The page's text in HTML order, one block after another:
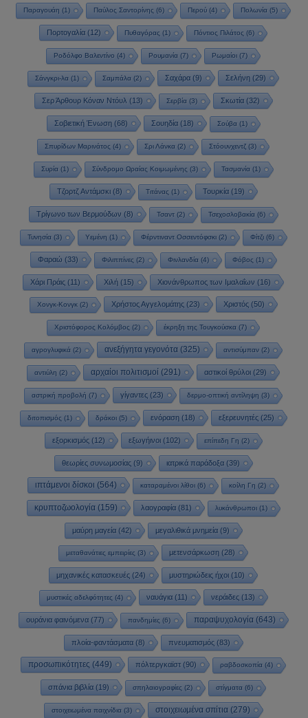
Παραγουάη (1) Παύλος Σαντορίνης (6) Περού (4) Πολωνία (5)
Πορτογαλία (12) Πυθαγόρας (1) Πόντιος Πιλάτος (6)
Ροδόλφο Βαλεντίνο (4) Ρουμανία (7) Ρωμαίοι (7)
Σάνγκρι-λα (1) Σαμπάλα (2) Σαχάρα (9) Σελήνη (29)
Σερ Άρθουρ Κόναν Ντόυλ (13) Σερβία(3) Σκωτία(32)
Σοβιετική Ένωση(68) Σουηδία(18) Σούβα(1)
Σπυρίδων Μαρινάτος (4) Σρι Λάνκα (2) Στόουνχεντζ (3)
Συρία(1) Σύνδρομο Ωραίας Κοιμωμένης (3) Τασμανία(1)
Τζορτζ Αντάμσκι(8) Τιτάνας (1) Τουρκία(19)
Τρίγωνο των Βερμούδων (8) Τσαντ(2) Τσεχοσλοβακία(6)
Τυνησία(3) Υεμένη (1) Φέρντιναντ Οσσεντόφσκι(2) Φίτζι(6)
Φαραώ (33) Φιλιππίνες (2) Φινλανδία(4) Φόβος (1)
Χάρι Πράις (11) Χιλή (15) Χιονάνθρωπος των Ιμαλαΐων (16)
Χονγκ-Κονγκ(2) Χρήστος Αγγελομάτης(23) Χριστός(50)
Χριστόφορος Κολόμβος (2) έκρηξη της Τουγκούσκα (7)
αγρογλυφικά (2) ανεξήγητα γεγονότα (325) αντισύμπαν (2)
αντιύλη (2) αρχαίοι πολιτισμοί (291) αστικοί θρύλοι (29)
αστρική προβολή (7) γίγαντες (23) δερμο-οπτική αντίληψη (3)
διτοπισμός (1) δράκοι(5) ενόραση(18) εξερευνητές(25)
εξορκισμός(12) εξωγήινοι(102) επίπεδη Γη (2)
θεωρίες συνωμοσίας(9) ιατρικά παράδοξα(39)
ιπτάμενοι δίσκοι (564) καταραμένοι λίθοι (6) κοίλη Γη (2)
κρυπτοζωολογία(159) λαογραφία(81) λυκάνθρωποι(1)
μαύρη μαγεία(42) μεγαλιθικά μνημεία(9)
μεταθανάτιες εμπειρίες (3) μετενσάρκωση (28)
μηχανικές κατασκευές (24) μυστηριώδεις ήχοι (10)
μυστικές αδελφότητες (4) ναυάγια(11) νεράιδες(13)
ουράνια φαινόμενα(77) πανδημίες (6) παραψυχολογία(643)
πλοία-φαντάσματα(8) πνευματισμός(83)
προσωπικότητες (449) πόλτεργκαϊστ(90) ραβδοσκοπία (4)
σπάνια βιβλία (19) σπηλαιογραφίες (2) στίγματα (6)
στοιχειωμένα παιχνίδια(3) στοιχειωμένα σπίτια(279)